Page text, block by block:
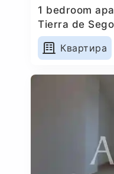
1 bedroom
Tierra de
Квартира